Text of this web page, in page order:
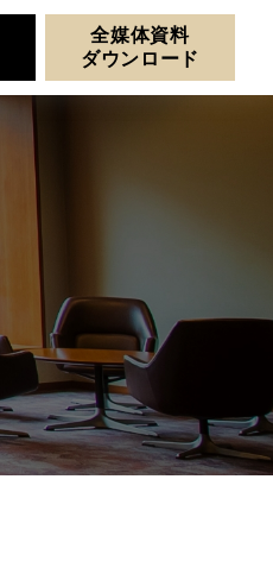
全媒体資料
ダウンロード